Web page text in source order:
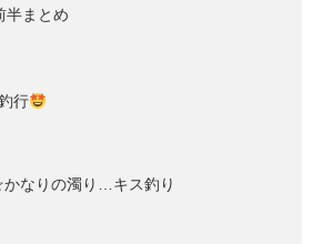
半まとめ
行
なりの濁り…キス釣り